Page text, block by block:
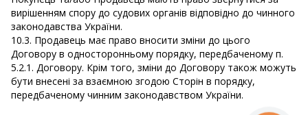
вирішенням спору до судових органів відповідно до чинного
законодавства України.
10.3. Продавець має право вносити зміни до цього
Договору в односторонньому порядку, передбаченому п.
5.2.1. Договору. Крім того, зміни до Договору також можуть
бути внесені за взаємною згодою Сторін в порядку,
передбаченому чинним законодавством України.